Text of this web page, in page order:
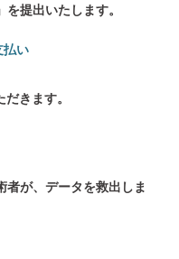
提出いたします。
払い
きます。
が、データを救出しま